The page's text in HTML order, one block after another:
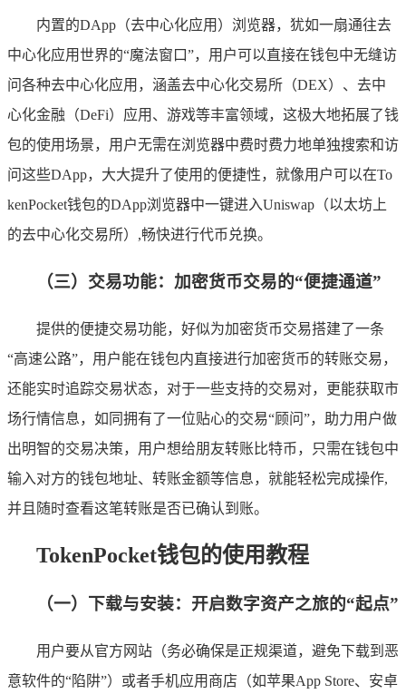
内置的DApp（去中心化应用）浏览器，犹如一扇通往去
中心化应用世界的“魔法窗口”，用户可以直接在钱包中无缝访
问各种去中心化应用，涵盖去中心化交易所（DEX）、去中
心化金融（DeFi）应用、游戏等丰富领域，这极大地拓展了钱
包的使用场景，用户无需在浏览器中费时费力地单独搜索和访
问这些DApp，大大提升了使用的便捷性，就像用户可以在To
kenPocket钱包的DApp浏览器中一键进入Uniswap（以太坊上
的去中心化交易所）,畅快进行代币兑换。
（三）交易功能：加密货币交易的“便捷通道”
提供的便捷交易功能，好似为加密货币交易搭建了一条
“高速公路”，用户能在钱包内直接进行加密货币的转账交易，
还能实时追踪交易状态，对于一些支持的交易对，更能获取市
场行情信息，如同拥有了一位贴心的交易“顾问”，助力用户做
出明智的交易决策，用户想给朋友转账比特币，只需在钱包中
输入对方的钱包地址、转账金额等信息，就能轻松完成操作,
并且随时查看这笔转账是否已确认到账。
TokenPocket钱包的使用教程
（一）下载与安装：开启数字资产之旅的“起点”
用户要从官方网站（务必确保是正规渠道，避免下载到恶
意软件的“陷阱”）或者手机应用商店（如苹果App Store、安卓